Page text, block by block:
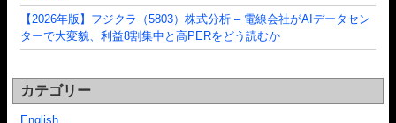
【2026年版】フジクラ（5803）株式分析 – 電線会社がAIデータセン
ターで大変貌、利益8割集中と高PERをどう読むか
カテゴリー
English